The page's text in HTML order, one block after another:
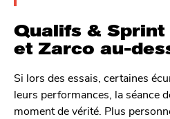
Qualifs &
et Zarco au-
Si lors des essais, certaines
leurs performances, la séance
moment de vérité. Plus